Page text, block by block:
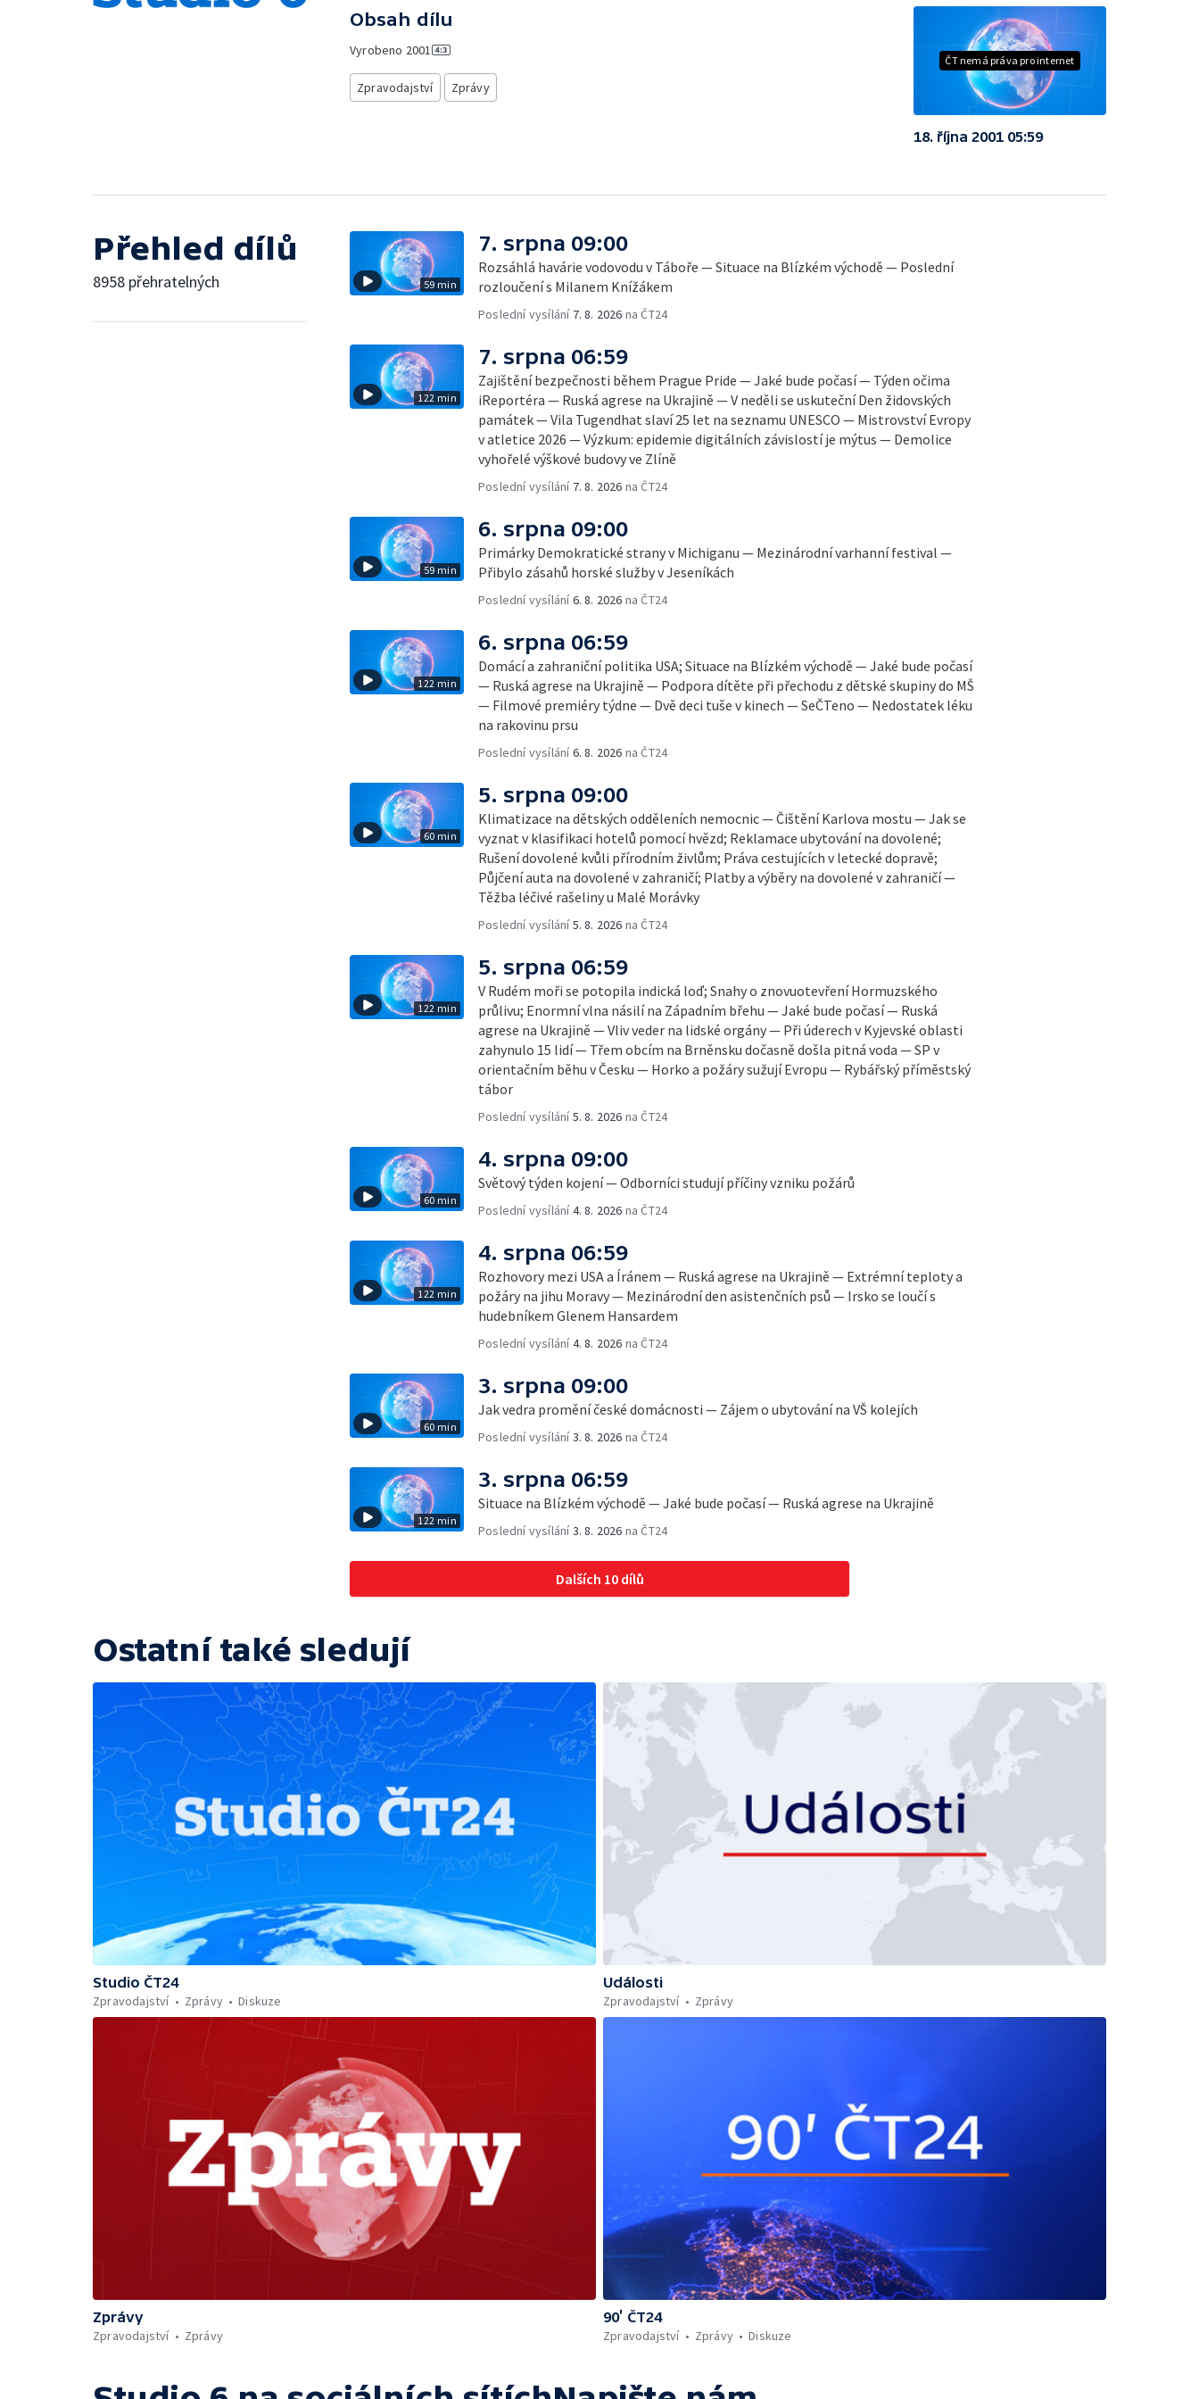
Obsah dílu
Vyrobeno 2001
Zpravodajství Zprávy
ČT nemá práva pro internet
18. října 2001 05:59
Přehled dílů
8958 přehratelných 59 min
7. srpna 09:00
Rozsáhlá havárie vodovodu v Táboře — Situace na Blízkém východě — Poslední
rozloučení s Milanem Knížákem
Poslední vysílání 7. 8. 2026 na ČT24
122 min
7. srpna 06:59
Zajištění bezpečnosti během Prague Pride — Jaké bude počasí — Týden očima
iReportéra — Ruská agrese na Ukrajině — V neděli se uskuteční Den židovských
památek — Vila Tugendhat slaví 25 let na seznamu UNESCO — Mistrovství Evropy
v atletice 2026 — Výzkum: epidemie digitálních závislostí je mýtus — Demolice
vyhořelé výškové budovy ve Zlíně
Poslední vysílání 7. 8. 2026 na ČT24
59 min
6. srpna 09:00
Primárky Demokratické strany v Michiganu — Mezinárodní varhanní festival —
Přibylo zásahů horské služby v Jeseníkách
Poslední vysílání6. 8. 2026 na ČT24
122 min
6. srpna 06:59
Domácí a zahraniční politika USA; Situace na Blízkém východě — Jaké bude počasí
— Ruská agrese na Ukrajině — Podpora dítěte při přechodu z dětské skupiny do MŠ
— Filmové premiéry týdne — Dvě deci tuše v kinech — SeČTeno — Nedostatek léku
na rakovinu prsu
Poslední vysílání6. 8. 2026 na ČT24
60 min
5. srpna 09:00
Klimatizace na dětských odděleních nemocnic — Čištění Karlova mostu — Jak se
vyznat v klasifikaci hotelů pomocí hvězd; Reklamace ubytování na dovolené;
Rušení dovolené kvůli přírodním živlům; Práva cestujících v letecké dopravě;
Půjčení auta na dovolené v zahraničí; Platby a výběry na dovolené v zahraničí —
Těžba léčivé rašeliny u Malé Morávky
Poslední vysílání5. 8. 2026 na ČT24
122 min
5. srpna 06:59
V Rudém moři se potopila indická loď; Snahy o znovuotevření Hormuzského
průlivu; Enormní vlna násilí na Západním břehu — Jaké bude počasí — Ruská
agrese na Ukrajině — Vliv veder na lidské orgány — Při úderech v Kyjevské oblasti
zahynulo 15 lidí — Třem obcím na Brněnsku dočasně došla pitná voda — SP v
orientačním běhu v Česku — Horko a požáry sužují Evropu — Rybářský příměstský
tábor
Poslední vysílání5. 8. 2026 na ČT24
60 min
4. srpna 09:00
Světový týden kojení — Odborníci studují příčiny vzniku požárů
Poslední vysílání4. 8. 2026 na ČT24
122 min
4. srpna 06:59
Rozhovory mezi USA a Íránem — Ruská agrese na Ukrajině — Extrémní teploty a
požáry na jihu Moravy — Mezinárodní den asistenčních psů — Irsko se loučí s
hudebníkem Glenem Hansardem
Poslední vysílání4. 8. 2026 na ČT24
60 min
3. srpna 09:00
Jak vedra promění české domácnosti — Zájem o ubytování na VŠ kolejích
Poslední vysílání3. 8. 2026 na ČT24
122 min
3. srpna 06:59
Situace na Blízkém východě — Jaké bude počasí — Ruská agrese na Ukrajině
Poslední vysílání3. 8. 2026 na ČT24
Dalších 10 dílů
Ostatní také sledují
Studio ČT24
Zpravodajství
Zprávy Diskuze
Události
Zpravodajství
Zprávy
Zprávy
Zpravodajství
Zprávy
90’ ČT24
Zpravodajství
Zprávy Diskuze